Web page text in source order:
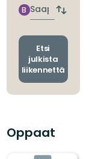
pysäkki
Saapuminen
B
Vaihda
ja
Etsi
julkista
liikennettä
Oppaat